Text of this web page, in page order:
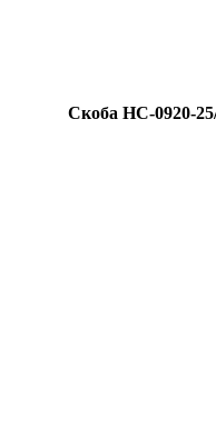
Скоба HC-0920-